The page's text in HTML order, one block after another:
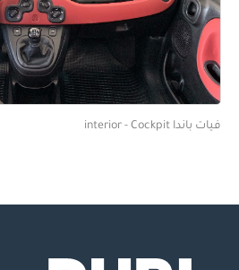
فيات باندا interior - Cockpit